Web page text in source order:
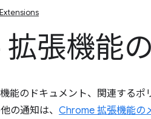
張機能
能のドキュメント、関連する
の通知は、 Chrome 拡張機能の